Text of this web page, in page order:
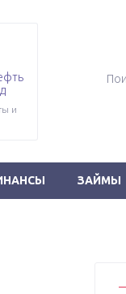
и
ЗАЙМЫ